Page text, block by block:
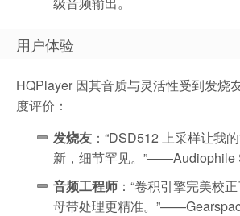
用户体验
HQPlayer 因其音质与灵活性受到发烧
度评价：
发烧友 ：“DSD512 上采样让我
新，细节罕见。”——Audiophile
音频工程师 ：“卷积引擎完美校
母带处理更精准。